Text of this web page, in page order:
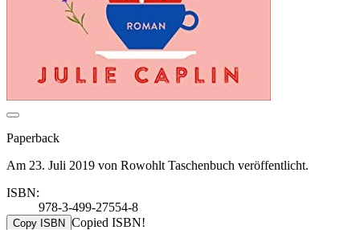
Paperback
Am 23. Juli 2019 von Rowohlt Taschenbuch veröffentlicht.
ISBN:
978-3-499-27554-8
Copy ISBN Copied ISBN!